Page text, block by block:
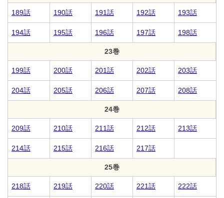
189話 190話 191話 192話 193話
194話 195話 196話 197話 198話
23巻
199話 200話 201話 202話 203話
204話 205話 206話 207話 208話
24巻
209話 210話 211話 212話 213話
214話 215話 216話 217話
25巻
218話 219話 220話 221話 222話